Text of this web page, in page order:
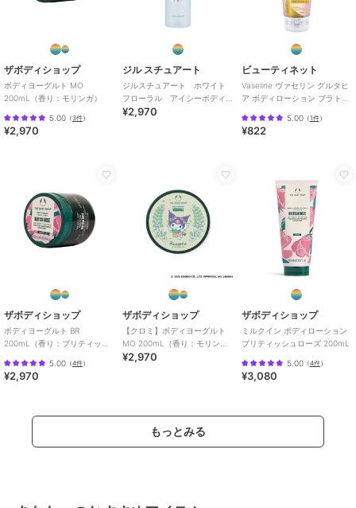
キサンタンガム、黄５、クエン
酸、デヒドロ酢酸
の理由により、予告なく処方が変
更となり、掲載の原料、説明、自
然由来成分の配合量などが製品の
ラベルと異なる場合もございます
ザボディショップ
ボディヨーグルト MO
200mL（香り：モリンガ）
5.00 （3件）
¥2,970
ジル スチュアート
ジルスチュアート ホワイト
フローラル アイシーボディ
ミスト＜限定＞
¥2,970
ビューティネット
Vaseline ヴァセリン グルタヒ
ア ボディローション ブラトニ
5.00（1件）
¥822
ザボディショップ
ボディヨーグルト BR
200mL（香り：ブリティッシ
5.00 （4件）
¥2,970
ザボディショップ
【クロミ】ボディヨーグルト
MO 200mL（香り：モリン
ガ）
¥2,970
ザボディショップ
ミルクイン ボディローション
ブリティッシュローズ 200mL
5.00（4件）
¥3,080
もっとみる